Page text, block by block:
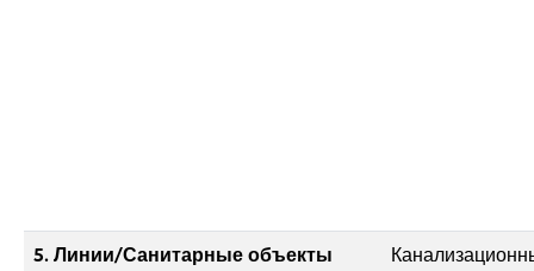
5. Линии/Санитарные объекты